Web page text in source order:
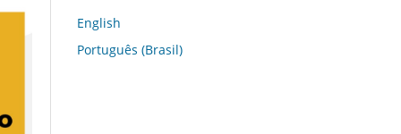
English
Português (Brasil)